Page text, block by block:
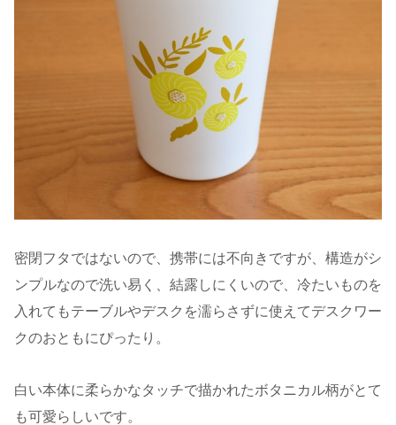
密閉フタではないので、携帯には不向きですが、構造がシ
ンプルなので洗い易く、結露しにくいので、冷たいものを
入れてもテーブルやデスクを濡らさずに使えてデスクワー
クのおともにぴったり。
白い本体に柔らかなタッチで描かれたボタニカル柄がとて
も可愛らしいです。